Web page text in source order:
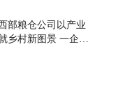
部粮仓公司以产业
乡村新图景 一企带